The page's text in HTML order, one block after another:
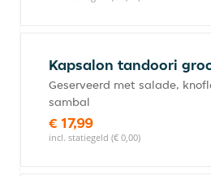
Kapsalon tandoori
Geserveerd met salade,
sambal
€ 17,99
incl. statiegeld (€ 0,00)